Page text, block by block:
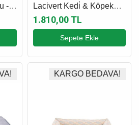
-
Lacivert Kedi̇ & Köpek
Yatağı M - 60 x 95 x 11
Cm
1.810,00 TL
Sepete Ekle
KARGO BEDAVA!